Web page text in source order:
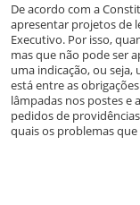
De acordo com a
apresentar projetos de
Executivo. Por isso,
mas que não pode ser
uma indicação, ou seja,
está entre as
lâmpadas nos postes e
pedidos de
quais os problemas